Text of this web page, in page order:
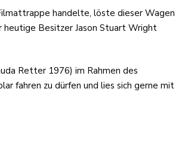
handelte, löste dieser Wagen
heutige Besitzer Jason Stuart Wright
Retter 1976) im Rahmen des
fahren zu dürfen und lies sich gerne mit